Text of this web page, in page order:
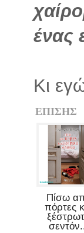
ένας
Κι
ΕΠΙΣΗΣ
Πίσω
πόρτες